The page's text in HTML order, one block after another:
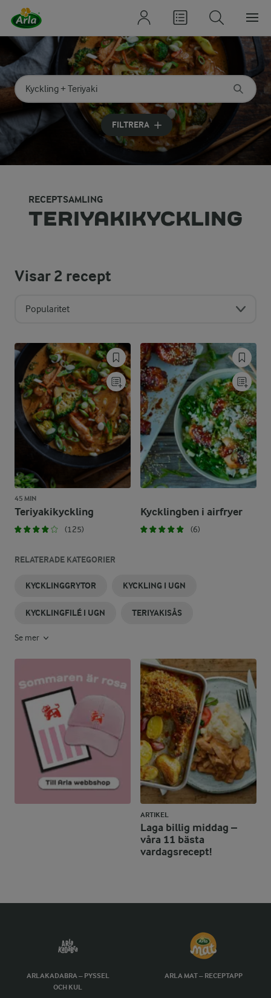
Sök på kategori eller ingrediens
Skriv in sökord för att få förslag
FILTRERA
RECEPTSAMLING
TERIYAKIKYCKLING
Visar2 recept
Popularitet
45 MIN
Teriyakikyckling
(125)
Kycklingben i airfryer
(6)
RELATERADE KATEGORIER
KYCKLINGGRYTOR KYCKLING I UGN
KYCKLINGFILÉ I UGN TERIYAKISÅS
Se mer
ARTIKEL
Laga billig middag –
våra 11 bästa
vardagsrecept!
ARLAKADABRA – PYSSEL
OCH KUL
ARLA MAT – RECEPTAPP